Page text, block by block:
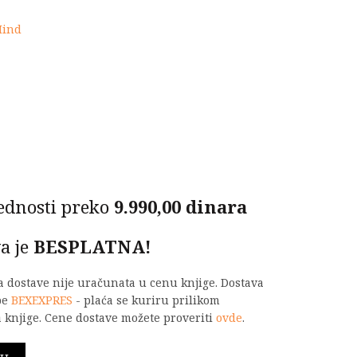
preko 9.990,00 dinara
je BESPLATNA!
dostave nije uračunata u cenu knjige. Dostava
BEXEXPRES - plaća se kuriru prilikom
knjige. Cene dostave možete proveriti ovde.